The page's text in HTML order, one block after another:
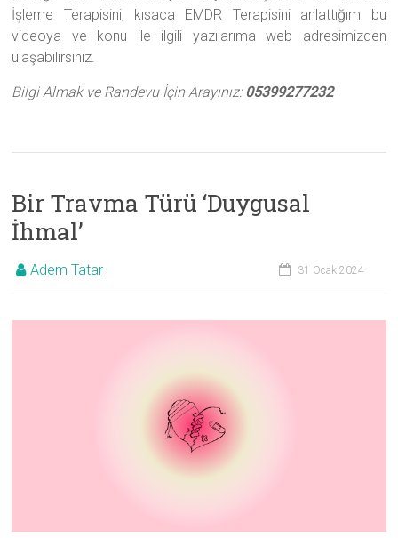
İşleme Terapisini, kısaca EMDR Terapisini anlattığım bu
videoya ve konu ile ilgili yazılarıma web adresimizden
ulaşabilirsiniz.
Bilgi Almak ve Randevu İçin Arayınız: 05399277232
Bir Travma Türü ‘Duygusal
İhmal’
Adem Tatar 31 Ocak 2024